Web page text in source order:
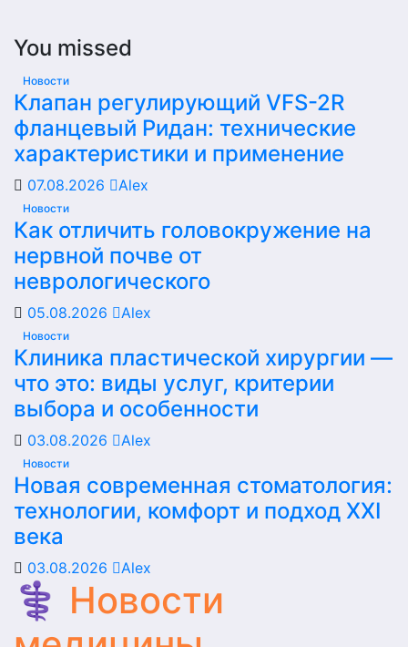
You missed
Новости
Клапан регулирующий VFS-2R
фланцевый Ридан: технические
характеристики и применение
07.08.2026 Alex
Новости
Как отличить головокружение на
нервной почве от
неврологического
05.08.2026 Alex
Новости
Клиника пластической хирургии —
что это: виды услуг, критерии
выбора и особенности
03.08.2026 Alex
Новости
Новая современная стоматология:
технологии, комфорт и подход XXI
века
03.08.2026 Alex
⚕️ Новости